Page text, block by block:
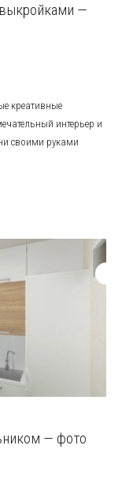
—
креативные
интерьер и
своими руками
— фото